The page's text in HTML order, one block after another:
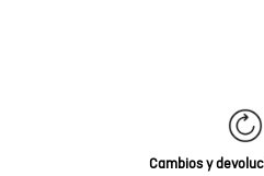
Cambios y